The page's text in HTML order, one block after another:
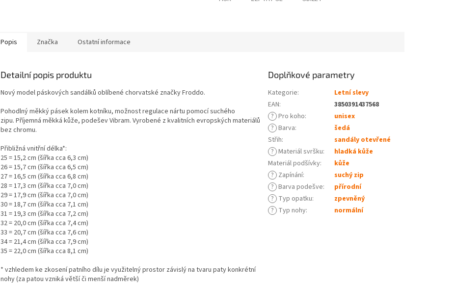
Popis Značka Ostatní informace
Detailní popis produktu
Nový model páskových sandálků oblíbené chorvatské značky Froddo.
Pohodlný měkký pásek kolem kotníku, možnost regulace nártu pomocí suchého
zipu. Příjemná měkká kůže, podešev Vibram. Vyrobené z kvalitních evropských materiálů
bez chromu.
Přibližná vnitřní délka*:
25 = 15,2 cm (šířka cca 6,3 cm)
26 = 15,7 cm (šířka cca 6,5 cm)
27 = 16,5 cm (šířka cca 6,8 cm)
28 = 17,3 cm (šířka cca 7,0 cm)
29 = 17,9 cm (šířka cca 7,0 cm)
30 = 18,7 cm (šířka cca 7,1 cm)
31 = 19,3 cm (šířka cca 7,2 cm)
32 = 20,0 cm (šířka cca 7,4 cm)
33 = 20,7 cm (šířka cca 7,6 cm)
34 = 21,4 cm (šířka cca 7,9 cm)
35 = 22,0 cm (šířka cca 8,1 cm)
* vzhledem ke zkosení patního dílu je využitelný prostor závislý na tvaru paty konkrétní
nohy (za patou vzniká větší či menší nadměrek)
Doplňkové parametry
Kategorie:
Letní slevy
EAN:
3850391437568
? Pro koho:
unisex
? Barva:
šedá
Střih:
sandály otevřené
? Materiál svršku:
hladká kůže
Materiál podšívky:
kůže
? Zapínání:
suchý zip
? Barva podešve:
přírodní
? Typ opatku:
zpevněný
? Typ nohy: normální